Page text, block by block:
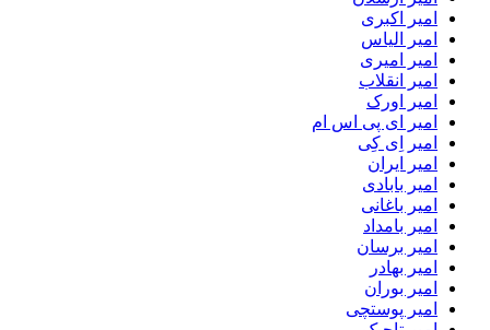
امیر اکبری
امیر الیاس
امیر امیری
امیر انقلاب
امیر اورک
امیر ای پی اس ام
امیر اِی کِی
امیر ایران
امیر بابادی
امیر باغانی
امیر بامداد
امیر برسان
امیر بهادر
امیر بوران
امیر پوستچی